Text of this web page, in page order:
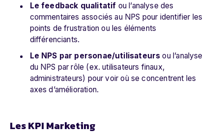
Le feedback qualitatif ou l’analyse des
commentaires associés au NPS pour identifier les
points de frustration ou les éléments
différenciants.
Le NPS par personae/utilisateurs ou l’analyse
du NPS par rôle (ex. utilisateurs finaux,
administrateurs) pour voir où se concentrent les
axes d’amélioration.
Les KPI Marketing